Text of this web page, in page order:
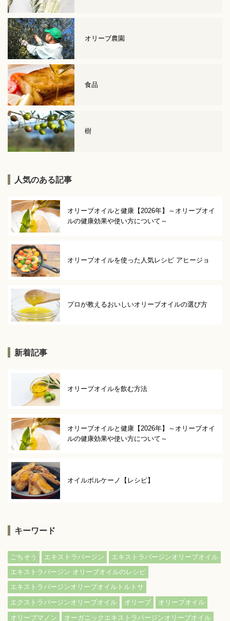
オリーブ農園
食品
樹
人気のある記事
オリーブオイルと健康【2026年】～オリーブオイ
ルの健康効果や使い方について～
オリーブオイルを使った人気レシピ アヒージョ
プロが教えるおいしいオリーブオイルの選び方
新着記事
オリーブオイルを飲む方法
オリーブオイルと健康【2026年】～オリーブオイ
ルの健康効果や使い方について～
オイルボルケーノ【レシピ】
キーワード
ごちそう エキストラバージン
エキストラバージンオリーブオイル
エキストラバージン オリーブオイルのレシピ
エキストラバージンオリーブオイルトルトサ
エクストラバージンオリーブオイル
オリーブ
オリーブオイル
オリーブマノン
オーガニックエキストラバージンオリーブオイル